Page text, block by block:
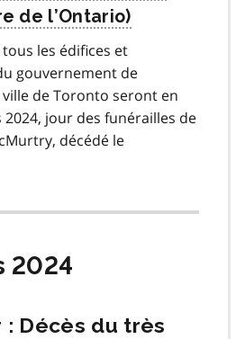
les édifices et
gouvernement de
de Toronto seront en
2024, jour des funérailles de
décédé le
2024
: Décès du très